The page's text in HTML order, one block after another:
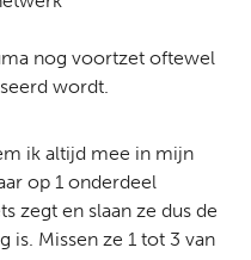
nog voortzet oftewel
wordt.
ik altijd mee in mijn
op 1 onderdeel
zegt en slaan ze dus de
is. Missen ze 1 tot 3 van